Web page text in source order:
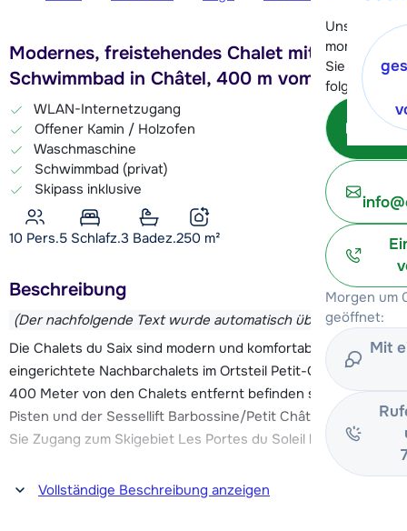
Unser
momentan
Sie können
folgenden
Morgen um
geöffnet:
Mit
Modernes, freistehendes Chalet mit
Schwimmbad in Châtel, 400 m vom Ski
WLAN-Internetzugang
Offener Kamin / Holzofen
Waschmaschine
Schwimmbad (privat)
Skipass inklusive
10 Pers.5 Schlafz.3 Badez.250 m²
Beschreibung
(Der nachfolgende Text wurde automatisch übersetzt)
Die Chalets du Saix sind modern und komfortabel
eingerichtete Nachbarchalets im Ortsteil Petit-Châtel. Etwa
400 Meter von den Chalets entfernt befinden sich die
Pisten und der Sessellift Barbossine/Petit Châtel, mit dem
Sie Zugang zum Skigebiet Les Portes du Soleil haben.
Das lebhafte Zentrum von Châtel mit seinen Après-Ski-Bars,
Vollständige Beschreibung anzeigen